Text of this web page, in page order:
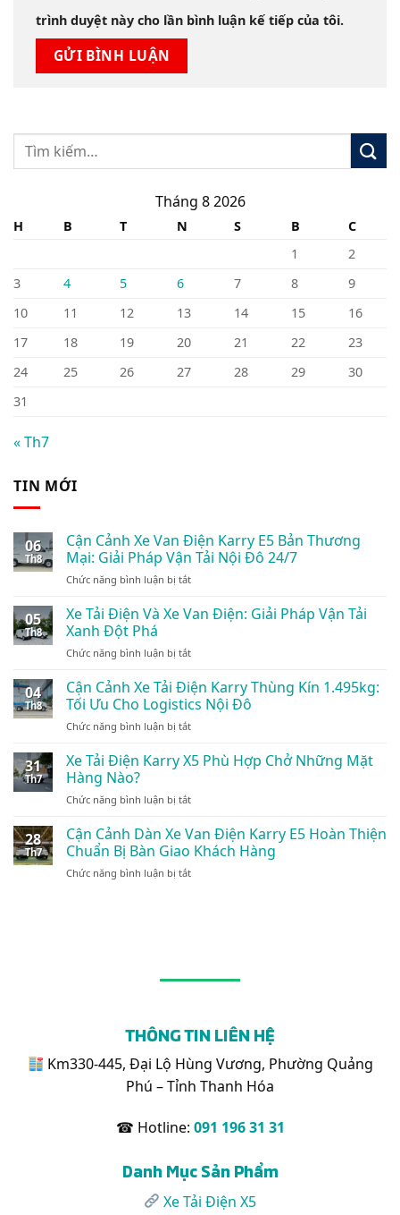
trình duyệt này cho lần bình luận kế tiếp của tôi.
Tháng 8 2026
H B T N S B
C
1
2
3
4 5 6 7 8
9
10
11 12 13 14 15
16
17
18 19 20 21 22
23
24
25 26 27 28 29
30
31
« Th7
TIN MỚI
06
Th8
Cận Cảnh Xe Van Điện Karry E5 Bản Thương
Mại: Giải Pháp Vận Tải Nội Đô 24/7
Chức năng bình luận bị tắtở
Cảnh
Điện
E5
Bản
Thương
Mại:
Pháp
Nội
24/7
05
Th8
Xe Tải Điện Và Xe Van Điện: Giải Pháp Vận Tải
Xanh Đột Phá
Chức năng bình luận bị tắtở
Tải
Điện
Và
Xe
Điện:
Vận
Xanh
Đột
04
Th8
Cận Cảnh Xe Tải Điện Karry Thùng Kín 1.495kg:
Tối Ưu Cho Logistics Nội Đô
Chức năng bình luận bị tắtở
Cảnh
Điện
Thùng
Kín
Tối
31
Th7
Xe Tải Điện Karry X5 Phù Hợp Chở Những Mặt
Hàng Nào?
Chức năng bình luận bị tắtở
Tải
Điện
Karry
X5
Nào?
28
Th7
Cận Cảnh Dàn Xe Van Điện Karry E5 Hoàn Thiện
Chuẩn Bị Bàn Giao Khách Hàng
Chức năng bình luận bị tắtở
Karry
Chuẩn
Bàn
Giao
THÔNG TIN LIÊN HỆ
Km330-445, Đại Lộ Hùng Vương, Phường Quảng
Phú – Tỉnh Thanh Hóa
☎ Hotline: 091 196 31 31
Danh Mục Sản Phẩm
Xe Tải Điện X5